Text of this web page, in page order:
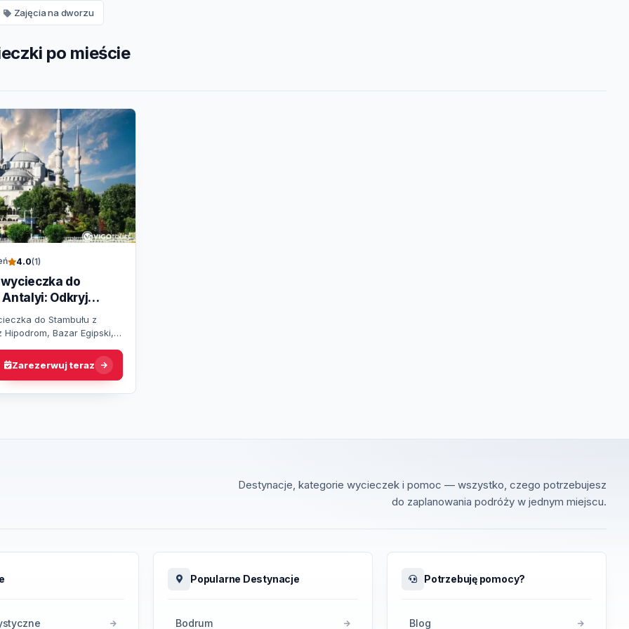
Zajęcia na dworzu
po mieście
4.0(1)
do
Antalyi: Odkryj
do Stambułu z
Bazar Egipski,
rejsem po Bosfor…
Zarezerwuj teraz
Destynacje, kategorie wycieczek i pomoc — wszystko, czego potrzebujesz
do zaplanowania podróży w jednym miejscu.
Popularne Destynacje
Bodrum
Potrzebuję pomocy?
Blog